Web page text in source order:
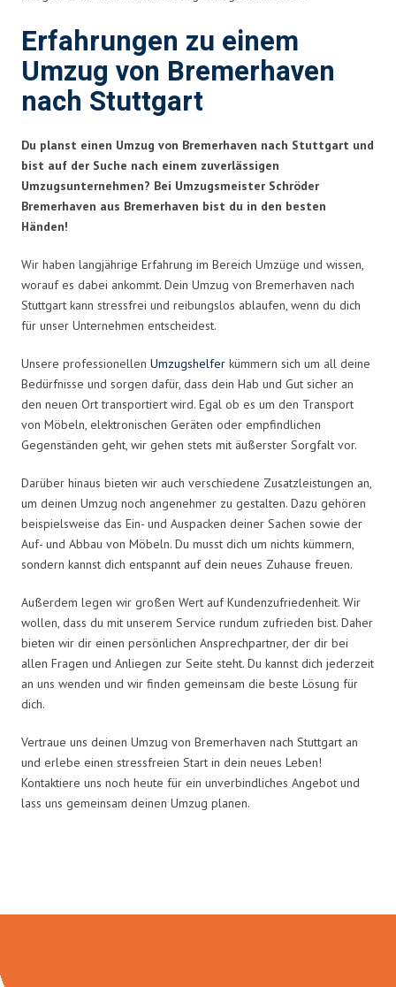
Erfahrungen zu einem
Umzug von Bremerhaven
nach Stuttgart
Du planst einen Umzug von Bremerhaven nach Stuttgart und
bist auf der Suche nach einem zuverlässigen
Umzugsunternehmen? Bei Umzugsmeister Schröder
Bremerhaven aus Bremerhaven bist du in den besten
Händen!
Wir haben langjährige Erfahrung im Bereich Umzüge und wissen,
worauf es dabei ankommt. Dein Umzug von Bremerhaven nach
Stuttgart kann stressfrei und reibungslos ablaufen, wenn du dich
für unser Unternehmen entscheidest.
Unsere professionellen Umzugshelfer kümmern sich um all deine
Bedürfnisse und sorgen dafür, dass dein Hab und Gut sicher an
den neuen Ort transportiert wird. Egal ob es um den Transport
von Möbeln, elektronischen Geräten oder empfindlichen
Gegenständen geht, wir gehen stets mit äußerster Sorgfalt vor.
Darüber hinaus bieten wir auch verschiedene Zusatzleistungen an,
um deinen Umzug noch angenehmer zu gestalten. Dazu gehören
beispielsweise das Ein- und Auspacken deiner Sachen sowie der
Auf- und Abbau von Möbeln. Du musst dich um nichts kümmern,
sondern kannst dich entspannt auf dein neues Zuhause freuen.
Außerdem legen wir großen Wert auf Kundenzufriedenheit. Wir
wollen, dass du mit unserem Service rundum zufrieden bist. Daher
bieten wir dir einen persönlichen Ansprechpartner, der dir bei
allen Fragen und Anliegen zur Seite steht. Du kannst dich jederzeit
an uns wenden und wir finden gemeinsam die beste Lösung für
dich.
Vertraue uns deinen Umzug von Bremerhaven nach Stuttgart an
und erlebe einen stressfreien Start in dein neues Leben!
Kontaktiere uns noch heute für ein unverbindliches Angebot und
lass uns gemeinsam deinen Umzug planen.